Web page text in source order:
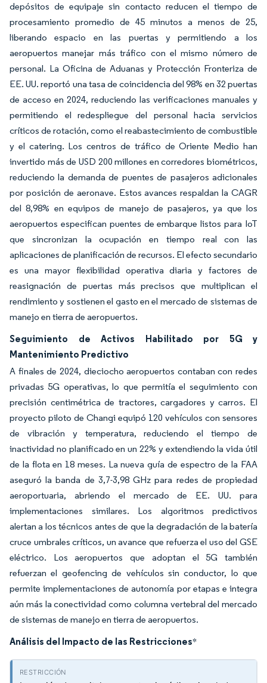
depósitos de equipaje sin contacto reducen el tiempo de
procesamiento promedio de 45 minutos a menos de 25,
liberando espacio en las puertas y permitiendo a los
aeropuertos manejar más tráfico con el mismo número de
personal. La Oficina de Aduanas y Protección Fronteriza de
EE. UU. reportó una tasa de coincidencia del 98% en 32 puertas
de acceso en 2024, reduciendo las verificaciones manuales y
permitiendo el redespliegue del personal hacia servicios
críticos de rotación, como el reabastecimiento de combustible
y el catering. Los centros de tráfico de Oriente Medio han
invertido más de USD 200 millones en corredores biométricos,
reduciendo la demanda de puentes de pasajeros adicionales
por posición de aeronave. Estos avances respaldan la CAGR
del 8,98% en equipos de manejo de pasajeros, ya que los
aeropuertos especifican puentes de embarque listos para IoT
que sincronizan la ocupación en tiempo real con las
aplicaciones de planificación de recursos. El efecto secundario
es una mayor flexibilidad operativa diaria y factores de
reasignación de puertas más precisos que multiplican el
rendimiento y sostienen el gasto en el mercado de sistemas de
manejo en tierra de aeropuertos.
Seguimiento de Activos Habilitado por 5G y
Mantenimiento Predictivo
A finales de 2024, dieciocho aeropuertos contaban con redes
privadas 5G operativas, lo que permitía el seguimiento con
precisión centimétrica de tractores, cargadores y carros. El
proyecto piloto de Changi equipó 120 vehículos con sensores
de vibración y temperatura, reduciendo el tiempo de
inactividad no planificado en un 22% y extendiendo la vida útil
de la flota en 18 meses. La nueva guía de espectro de la FAA
aseguró la banda de 3,7-3,98 GHz para redes de propiedad
aeroportuaria, abriendo el mercado de EE. UU. para
implementaciones similares. Los algoritmos predictivos
alertan a los técnicos antes de que la degradación de la batería
cruce umbrales críticos, un avance que refuerza el uso del GSE
eléctrico. Los aeropuertos que adoptan el 5G también
refuerzan el geofencing de vehículos sin conductor, lo que
permite implementaciones de autonomía por etapas e integra
aún más la conectividad como columna vertebral del mercado
de sistemas de manejo en tierra de aeropuertos.
Análisis del Impacto de las Restricciones*